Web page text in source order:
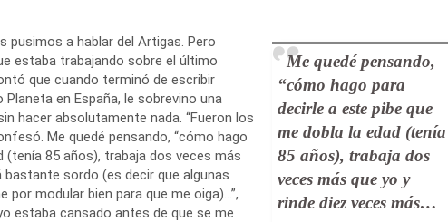
Me quedé pensando,
“cómo hago para
decirle a este pibe que
me dobla la edad (tenía
85 años), trabaja dos
veces más que yo y
rinde diez veces más…
pusimos a hablar del Artigas. Pero
estaba trabajando sobre el último
que cuando terminó de escribir
en España, le sobrevino una
hacer absolutamente nada. “Fueron los
Me quedé pensando, “cómo hago
(tenía 85 años), trabaja dos veces más
sordo (es decir que algunas
modular bien para que me oiga)…”,
estaba cansado antes de que se me